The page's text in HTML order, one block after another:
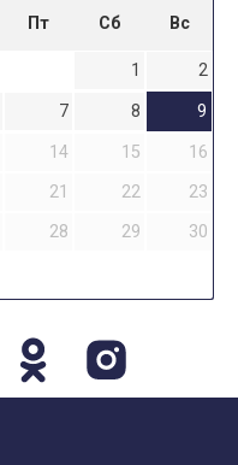
Пт Сб Вс
1
2
7 8
9
14 15
16
21 22
23
28 29
30